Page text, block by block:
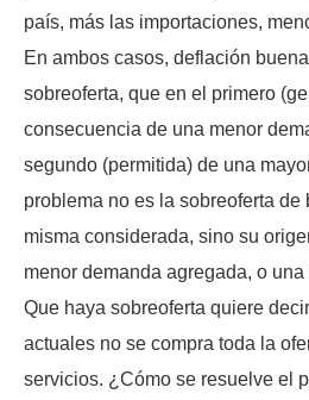
país, más las importaciones,
En ambos casos, deflación
sobreoferta, que en el primero
consecuencia de una menor
segundo (permitida) de una
problema no es la sobreoferta
misma considerada, sino su
menor demanda agregada, o
Que haya sobreoferta quiere
actuales no se compra toda la
servicios. ¿Cómo se resuelve el